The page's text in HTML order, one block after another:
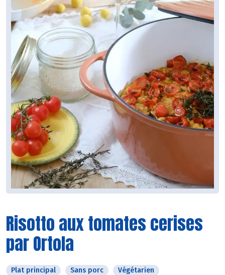
Risotto aux tomates cerises
par Ortola
Plat principal Sans porc Végétarien